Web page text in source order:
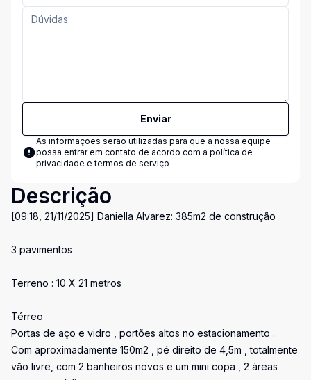
Enviar
As informações serão utilizadas para que a nossa equipe
possa entrar em contato de acordo com a política de
privacidade e termos de serviço
Descrição
[09:18, 21/11/2025] Daniella Alvarez: 385m2 de construção
3 pavimentos
Terreno : 10 X 21 metros
Térreo
Portas de aço e vidro , portões altos no estacionamento .
Com aproximadamente 150m2 , pé direito de 4,5m , totalmente
vão livre, com 2 banheiros novos e um mini copa , 2 áreas